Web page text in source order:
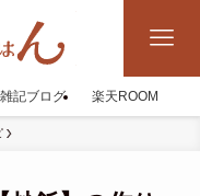
雑記ブログ 楽天ROOM